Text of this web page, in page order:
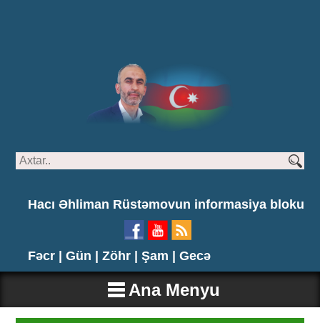
Hacı Əhliman Rüstəmovun informasiya bloku
Fəcr | Gün | Zöhr | Şam | Gecə
Ana Menyu